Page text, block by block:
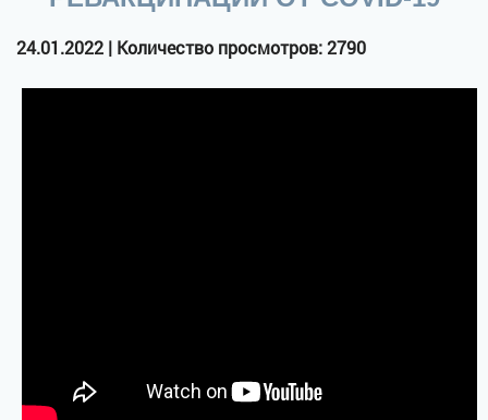
24.01.2022 | Количество просмотров: 2790